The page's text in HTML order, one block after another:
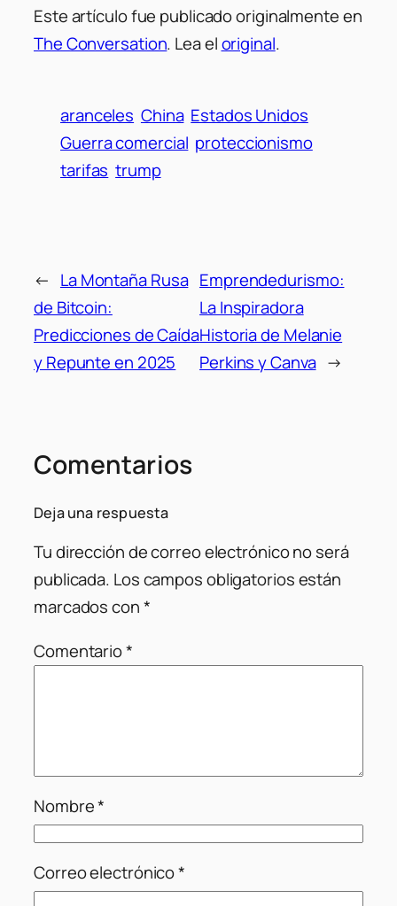
Este artículo fue publicado originalmente en
The Conversation. Lea eloriginal.
aranceles China Estados Unidos
Guerra comercial proteccionismo
tarifas trump
← La Montaña Rusa
de Bitcoin:
Predicciones de Caída
y Repunte en 2025
Emprendedurismo:
La Inspiradora
Historia de Melanie
Perkins y Canva →
Comentarios
Deja una respuesta
Tu dirección de correo electrónico no será
publicada. Los campos obligatorios están
marcados con*
Comentario*
Nombre*
Correo electrónico*